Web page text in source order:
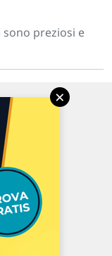
preziosi e
×